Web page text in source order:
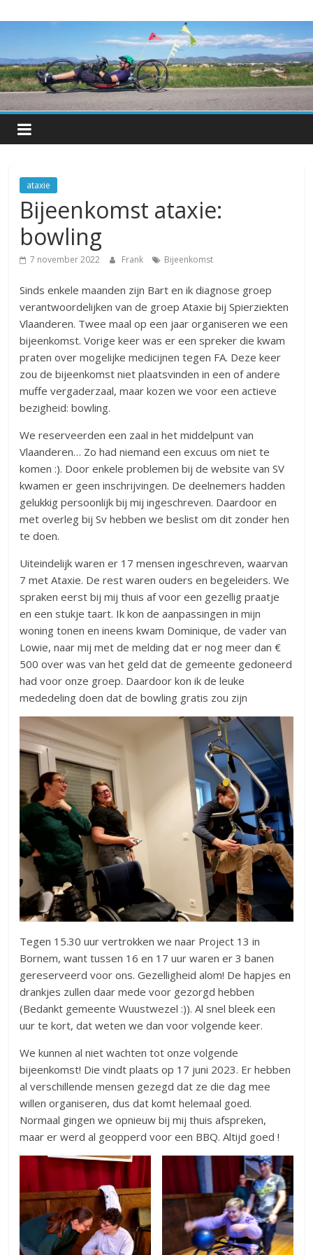
toHetkan.be
leven
met
een
progressieve
spierziekte
ataxie
Bijeenkomst ataxie:
bowling
7 november 2022 Frank Bijeenkomst
Sinds enkele maanden zijn Bart en ik diagnose groep
verantwoordelijken van de groep Ataxie bij Spierziekten
Vlaanderen. Twee maal op een jaar organiseren we een
bijeenkomst. Vorige keer was er een spreker die kwam
praten over mogelijke medicijnen tegen FA. Deze keer
zou de bijeenkomst niet plaatsvinden in een of andere
muffe vergaderzaal, maar kozen we voor een actieve
bezigheid: bowling.
We reserveerden een zaal in het middelpunt van
Vlaanderen… Zo had niemand een excuus om niet te
komen :). Door enkele problemen bij de website van SV
kwamen er geen inschrijvingen. De deelnemers hadden
gelukkig persoonlijk bij mij ingeschreven. Daardoor en
met overleg bij Sv hebben we beslist om dit zonder hen
te doen.
Uiteindelijk waren er 17 mensen ingeschreven, waarvan
7 met Ataxie. De rest waren ouders en begeleiders. We
spraken eerst bij mij thuis af voor een gezellig praatje
en een stukje taart. Ik kon de aanpassingen in mijn
woning tonen en ineens kwam Dominique, de vader van
Lowie, naar mij met de melding dat er nog meer dan €
500 over was van het geld dat de gemeente gedoneerd
had voor onze groep. Daardoor kon ik de leuke
mededeling doen dat de bowling gratis zou zijn
Tegen 15.30 uur vertrokken we naar Project 13 in
Bornem, want tussen 16 en 17 uur waren er 3 banen
gereserveerd voor ons. Gezelligheid alom! De hapjes en
drankjes zullen daar mede voor gezorgd hebben
(Bedankt gemeente Wuustwezel :)). Al snel bleek een
uur te kort, dat weten we dan voor volgende keer.
We kunnen al niet wachten tot onze volgende
bijeenkomst! Die vindt plaats op 17 juni 2023. Er hebben
al verschillende mensen gezegd dat ze die dag mee
willen organiseren, dus dat komt helemaal goed.
Normaal gingen we opnieuw bij mij thuis afspreken,
maar er werd al geopperd voor een BBQ. Altijd goed !